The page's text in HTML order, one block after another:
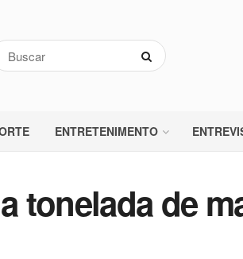
ENTRETENIMENTO
tonelada de